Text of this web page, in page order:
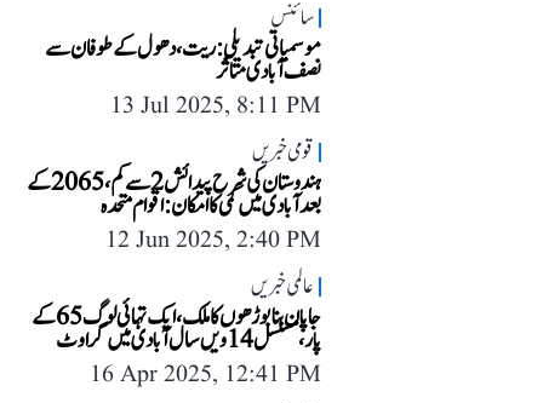
سائنس
موسمیاتی تبدیلی: ریت، دھول کے طوفان سے
نصف آبادی متاثر
13 Jul 2025, 8:11 PM
قومی خبریں
ہندوستان کی شرح پیدائش 2 سے کم، 2065 کے
بعد آبادی میں کمی کا امکان: اقوام متحدہ
12 Jun 2025, 2:40 PM
عالمی خبریں
جاپان بنا بوڑھوں کا ملک، ایک تہائی لوگ 65 کے
پار، مسلسل 14ویں سال آبادی میں گراوٹ
16 Apr 2025, 12:41 PM